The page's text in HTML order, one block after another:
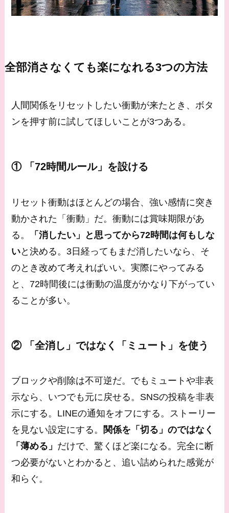
全部消さなくても楽になれる3つの方法
人間関係をリセットしたい衝動が来たとき、ボタ
ンを押す前に試してほしいことが3つある。
① 「72時間ルール」を設ける
リセット衝動はほとんどの場合、強い感情に突き
動かされた「衝動」だ。衝動には賞味期限があ
る。
「消したい」と思ってから72時間は何もしな
いと決める。3日経ってもまだ消したいなら、そ
のとき改めて考えればいい。実際にやってみる
と、72時間後には衝動の温度がかなり下がってい
ることが多い。
② 「全消し」ではなく「ミュート」を使う
ブロックや削除は不可逆だ。でもミュートや非表
示なら、いつでも元に戻せる。SNSの投稿を非表
示にする。LINEの通知をオフにする。ストーリー
を見ない設定にする。 関係を「切る」のではなく
「薄める」 だけで、驚くほど楽になる。完全に断
つ必要がないとわかると、追い詰められた感覚が
和らぐ。